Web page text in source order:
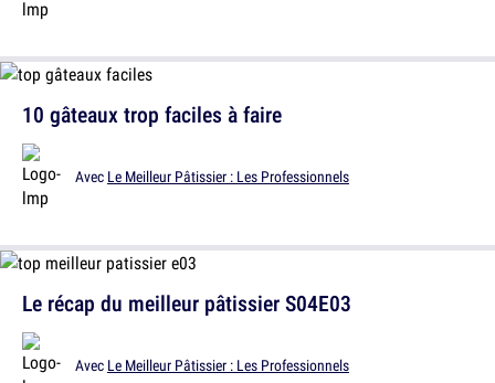
10 gâteaux trop faciles à faire
Avec Le Meilleur Pâtissier : Les Professionnels
Le récap du meilleur pâtissier S04E03
Avec Le Meilleur Pâtissier : Les Professionnels